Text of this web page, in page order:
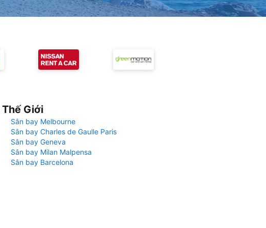
Giới
Sân bay Melbourne
Sân bay Charles de Gaulle Paris
Sân bay Geneva
Sân bay Milan Malpensa
Sân bay Barcelona